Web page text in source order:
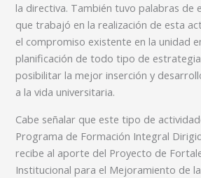
la directiva. También tuvo palabras de
que trabajó en la realización de esta
el compromiso existente en la unidad
planificación de todo tipo de
posibilitar la mejor inserción y
a la vida universitaria.
Cabe señalar que este tipo de
Programa de Formación Integral
recibe al aporte del Proyecto de
Institucional para el Mejoramiento de